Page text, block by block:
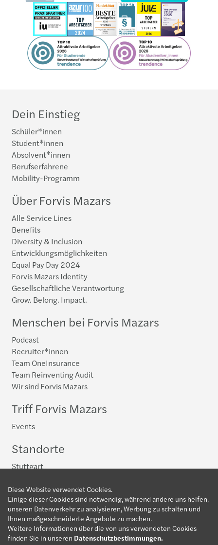
Dein Einstieg
Schüler*innen
Student*innen
Absolvent*innen
Berufserfahrene
Mobility-Programm
Über Forvis Mazars
Alle Service Lines
Benefits
Diversity & Inclusion
Entwicklungsmöglichkeiten
Equal Pay Day 2024
Forvis Mazars Identity
Gesellschaftliche Verantwortung
Grow. Belong. Impact.
Menschen bei Forvis Mazars
Podcast
Recruiter*innen
Team OneInsurance
Team Reinventing Audit
Wir sind Forvis Mazars
Triff Forvis Mazars
Events
Standorte
Stuttgart
Dein Einstieg in die Steuerberatung
Allgemein
Advisory
Compliance
Future Tax
Diese Website verwendet Cookies.
Einige dieser Cookies sind notwendig, während andere uns helfen,
unseren Datenverkehr zu analysieren, Werbung zu schalten und
Ihnen maßgeschneiderte Angebote zu machen.
Weitere Informationen über die von uns verwendeten Cookies
finden Sie in unseren Datenschutzbestimmungen.